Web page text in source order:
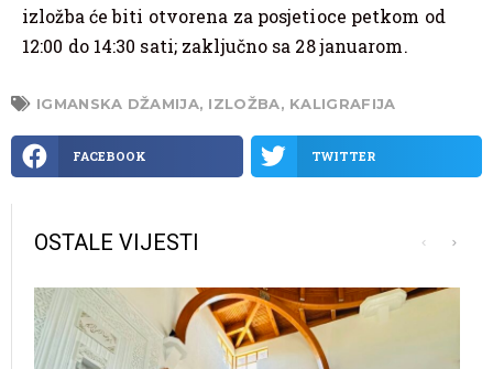
izložba će biti otvorena za posjetioce petkom od
12:00 do 14:30 sati; zaključno sa 28 januarom.
IGMANSKA DŽAMIJA, IZLOŽBA, KALIGRAFIJA
FACEBOOK TWITTER
OSTALE VIJESTI